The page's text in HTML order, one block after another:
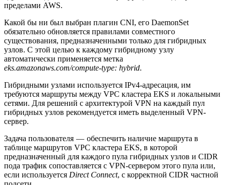
пределами AWS.
Какой бы ни был выбран плагин CNI, его DaemonSet
обязательно обновляется правилами совместного
существования, предназначенными только для гибридных
узлов. С этой целью к каждому гибридному узлу
автоматически применяется метка
eks.amazonaws.com/compute-type: hybrid.
Гибридными узлами используется IPv4-адресация, им
требуются маршруты между VPC кластера EKS и локальными
сетями. Для решений с архитектурой VPN на каждый пул
гибридных узлов рекомендуется иметь выделенный VPN-
сервер.
Задача пользователя — обеспечить наличие маршрута в
таблице маршрутов VPC кластера EKS, в которой
предназначенный для каждого пула гибридных узлов и CIDR
пода трафик сопоставляется с VPN-сервером этого пула или,
если используется Direct Connect, с корректной CIDR частной